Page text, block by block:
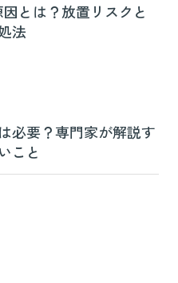
とは？放置リスクと
法
必要？専門家が解説す
こと